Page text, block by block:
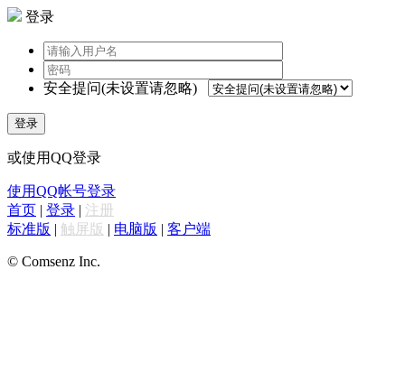
登录
安全提问(未设置请忽略)
登录
或使用QQ登录
使用QQ帐号登录
首页 | 登录 | 注册
标准版 | 触屏版 | 电脑版 | 客户端
© Comsenz Inc.